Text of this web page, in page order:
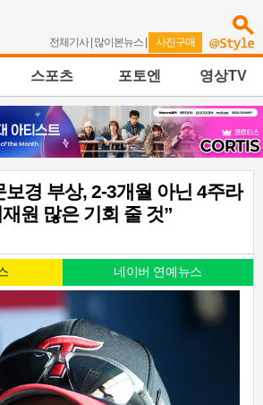
전체기사| 많이본뉴스 | 사진구매
스포츠 포토엔 영상TV
보경 부상, 2-3개월 아닌 4주라
원 많은 기회 줄 것”
네이버 연예뉴스